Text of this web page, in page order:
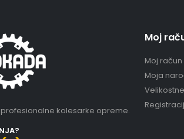
kolesarke opreme.
Moj
Moj račun
Moja